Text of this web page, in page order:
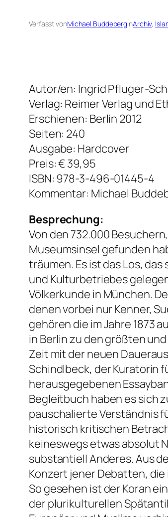
Verfasst vonMichael BuddeberginArchiv,
Autor/en: Ingrid Pfluger-
Verlag: Reimer Verlag und
Erschienen: Berlin 2012
Seiten: 240
Ausgabe: Hardcover
Preis: € 39,95
ISBN: 978-3-496-01445-4
Kommentar: Michael
Besprechung:
Von den 732.000
Museumsinsel gefunden
träumen. Es ist das Los,
und Kulturbetriebes
Völkerkunde in München.
denen vorbei nur Kenner,
gehören die im Jahre 1873
in Berlin zu den größten
Zeit mit der neuen
Schindlbeck, der Kuratorin
herausgegebenen
Begleitbuch haben es sich
pauschalierte Verständnis
historisch kritischen
keineswegs etwas absolut
substantiell Anderes. Aus
Konzert jener Debatten,
So gesehen ist der Koran
der plurikulturellen